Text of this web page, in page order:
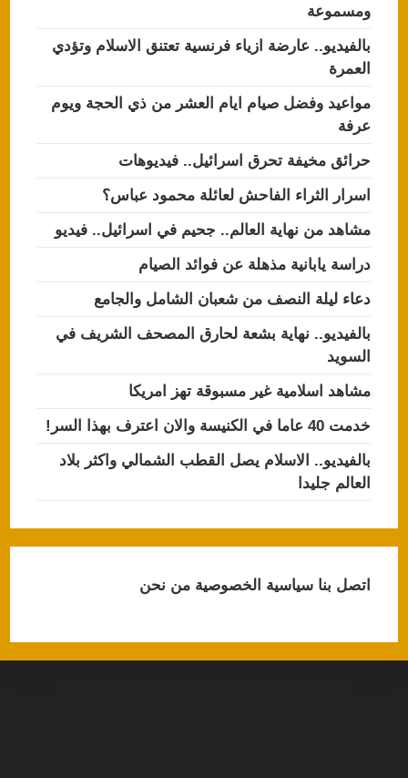
ومسموعة
بالفيديو.. عارضة ازياء فرنسية تعتنق الاسلام وتؤدي
العمرة
مواعيد وفضل صيام ايام العشر من ذي الحجة ويوم
عرفة
حرائق مخيفة تحرق اسرائيل.. فيديوهات
اسرار الثراء الفاحش لعائلة محمود عباس؟
مشاهد من نهاية العالم.. جحيم في اسرائيل.. فيديو
دراسة يابانية مذهلة عن فوائد الصيام
دعاء ليلة النصف من شعبان الشامل والجامع
بالفيديو.. نهاية بشعة لحارق المصحف الشريف في
السويد
مشاهد اسلامية غير مسبوقة تهز امريكا
خدمت 40 عاما في الكنيسة والان اعترف بهذا السر!
بالفيديو.. الاسلام يصل القطب الشمالي واكثر بلاد
العالم جليدا
اتصل بناسياسية الخصوصيةمن نحن